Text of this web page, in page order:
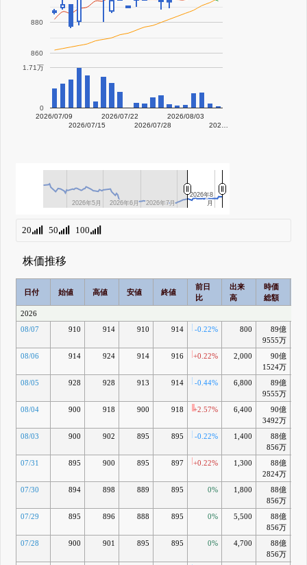
860
880
2026/07/09
2026/07/15
2026/07/22
2026/07/28
2026/08/03
202…
0
1.71万
2026年5月
2026年5月 2026年6月
2026年6月 2026年7月
2026年7月 月月
2026年8
2026年8
20 50 100
株価推移
日付 始値 高値 安値 終値
前日
比
出来
高
時価
総額
2026
08/07
910 914 910 914 -0.22% 800
89億
9555万
08/06 914 924 914 916 +0.22% 2,000
90億
1524万
08/05 928 928 913 914 -0.44% 6,800
89億
9555万
08/04 900 918 900 918 +2.57% 6,400
90億
3492万
08/03 900 902 895 895 -0.22% 1,400
88億
856万
07/31 895 900 895 897 +0.22% 1,300
88億
2824万
07/30 894 898 889 895 0% 1,800
88億
856万
07/29 895 896 888 895 0% 5,500
88億
856万
07/28 900 901 895 895 0% 4,700
88億
856万